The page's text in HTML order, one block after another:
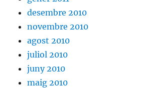
desembre 2010
novembre 2010
agost 2010
juliol 2010
juny 2010
maig 2010